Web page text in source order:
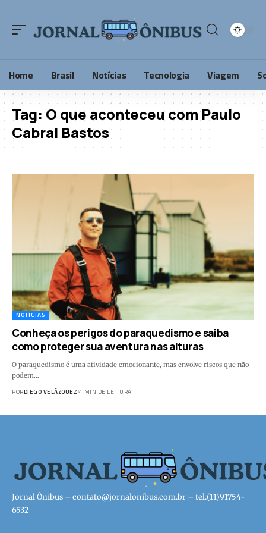
Home Brasil Notícias Tecnologia Viagem
Tag: O que aconteceu com Paulo
Cabral Bastos
NOTÍCIAS
Conheça os perigos do paraquedismo e saiba
como proteger sua aventura nas alturas
O paraquedismo é uma atividade emocionante, mas envolve riscos que não
podem…
PORDIEGO VELÁZQUEZ 4 MIN DE LEITURA
Jornal Ônibus – contato@jornalonibus.com.br – tel.(11)91754-
6532